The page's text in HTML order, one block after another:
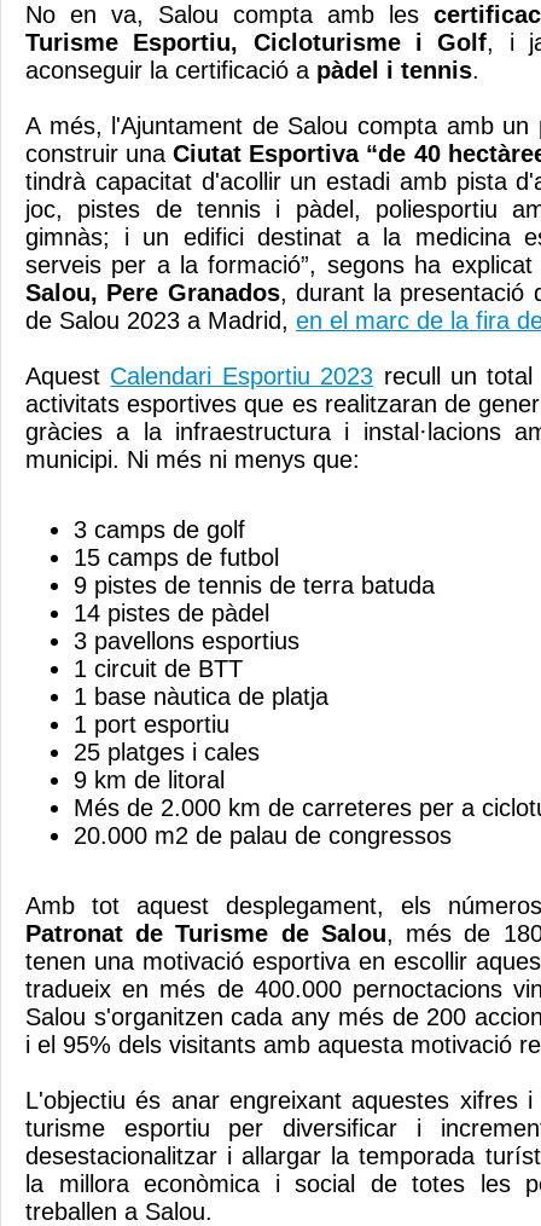
No en va, Salou compta amb les
Turisme Esportiu, Cicloturisme i Golf, i
aconseguir la certificació a pàdel i tennis.
A més, l'Ajuntament de Salou compta amb un
construir unaCiutat Esportiva “de 40
tindrà capacitat d'acollir un estadi amb pista
joc, pistes de tennis i pàdel, poliesportiu
gimnàs; i un edifici destinat a la medicina
serveis per a la formació”, segons ha
Salou, Pere Granados, durant la presentació
de Salou 2023 a Madrid, en el marc de la fira
Aquest Calendari Esportiu 2023 recull un
activitats esportives que es realitzaran de
gràcies a la infraestructura i instal·lacions
municipi. Ni més ni menys que:
3 camps de golf
15 camps de futbol
9 pistes de tennis de terra batuda
14 pistes de pàdel
3 pavellons esportius
1 circuit de BTT
1 base nàutica de platja
1 port esportiu
25 platges i cales
9 km de litoral
Més de 2.000 km de carreteres per a
20.000 m2 de palau de congressos
Amb tot aquest desplegament, els
Patronat de Turisme de Salou, més de
tenen una motivació esportiva en escollir
tradueix en més de 400.000 pernoctacions
Salou s'organitzen cada any més de 200
i el 95% dels visitants amb aquesta motivació
L'objectiu és anar engreixant aquestes xifres
turisme esportiu per diversificar i
desestacionalitzar i allargar la temporada
la millora econòmica i social de totes les
treballen a Salou.